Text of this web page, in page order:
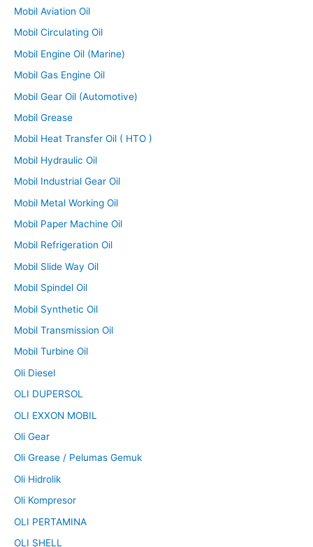
Mobil Aviation Oil
Mobil Circulating Oil
Mobil Engine Oil (Marine)
Mobil Gas Engine Oil
Mobil Gear Oil (Automotive)
Mobil Grease
Mobil Heat Transfer Oil ( HTO )
Mobil Hydraulic Oil
Mobil Industrial Gear Oil
Mobil Metal Working Oil
Mobil Paper Machine Oil
Mobil Refrigeration Oil
Mobil Slide Way Oil
Mobil Spindel Oil
Mobil Synthetic Oil
Mobil Transmission Oil
Mobil Turbine Oil
Oli Diesel
OLI DUPERSOL
OLI EXXON MOBIL
Oli Gear
Oli Grease / Pelumas Gemuk
Oli Hidrolik
Oli Kompresor
OLI PERTAMINA
OLI SHELL